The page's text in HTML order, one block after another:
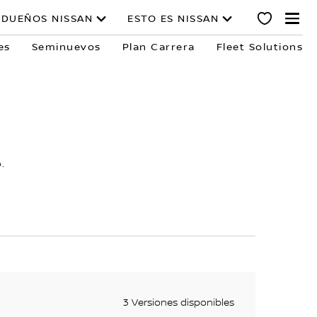
DUEÑOS NISSAN ESTO ES NISSAN
Seminuevos Plan Carrera Fleet Solutions
3 Versiones disponibles